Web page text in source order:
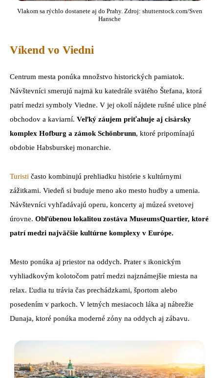
Vlakom sa rýchlo dostanete aj do Prahy. Zdroj: shutterstock.com/Sven
Hansche
Víkend vo Viedni
Centrum mesta ponúka množstvo historických pamiatok.
Návštevníci smerujú najmä ku katedrále svätého Štefana, ktorá
patrí medzi symboly Viedne. V jej okolí nájdete rušné ulice plné
obchodov a kaviarní. Veľký záujem priťahuje aj cisársky
komplex Hofburg a zámok Schönbrunn, ktoré pripomínajú
obdobie Habsburskej monarchie.
Turisti často kombinujú prehliadku histórie s kultúrnymi
zážitkami. Viedeň si buduje meno ako mesto hudby a umenia.
Návštevníci vyhľadávajú operu, koncerty aj múzeá svetovej
úrovne. Obľúbenou lokalitou zostáva MuseumsQuartier, ktoré
patrí medzi najväčšie kultúrne komplexy v Európe.
Mesto ponúka aj priestor na oddych. Prater s ikonickým
vyhliadkovým kolotočom patrí medzi najznámejšie miesta na
relax. Ľudia tu trávia čas prechádzkami, športom alebo
posedením v parkoch. V letných mesiacoch láka aj nábrežie
Dunaja, ktoré ponúka moderné zóny na oddych aj zábavu.